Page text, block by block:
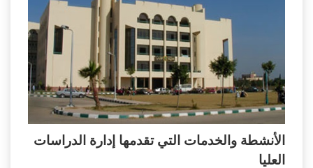
الأنشطة والخدمات التي تقدمها إدارة الدراسات
العليا